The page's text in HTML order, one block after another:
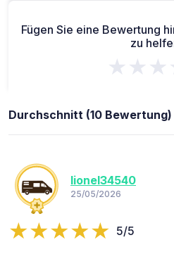
Fügen Sie eine Bewertung
zu
Durchschnitt (10 Bewertung)
lionel34540
25/05/2026
5/5